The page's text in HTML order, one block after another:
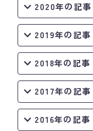
2020年の記事
2019年の記事
2018年の記事
2017年の記事
2016年の記事